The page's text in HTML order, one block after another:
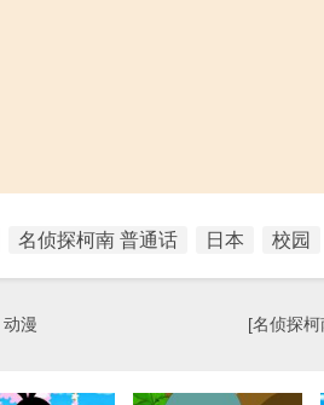
名侦探柯南 普通话 日本 校园
漫
[名侦探